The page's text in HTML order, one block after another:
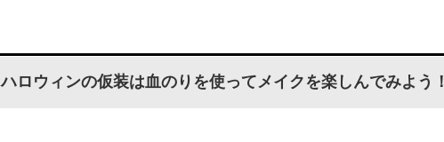
ハロウィンの仮装は血のりを使ってメイクを楽しんでみよう！